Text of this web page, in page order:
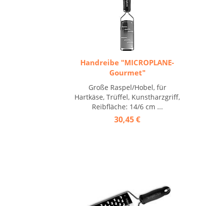
Handreibe "MICROPLANE-
Gourmet"
Große Raspel/Hobel, für
Hartkäse, Trüffel, Kunstharzgriff,
Reibfläche: 14/6 cm ...
30,45 €